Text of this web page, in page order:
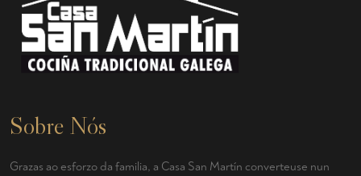
Sobre Nós
Grazas ao esforzo da familia, a Casa San Martín converteuse nun